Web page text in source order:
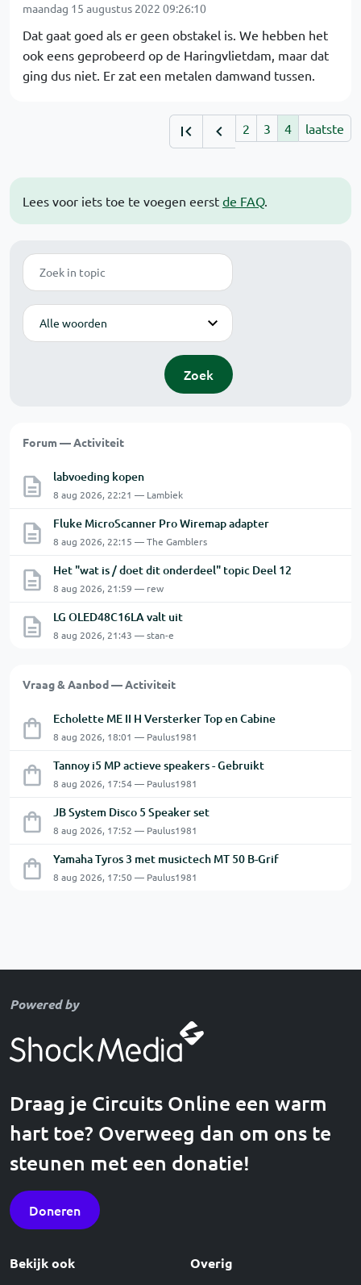
Lees voor iets toe te voegen eerst de FAQ.
Zoek
Modus
Zoek
Forum — Activiteit
labvoeding kopen
8 aug 2026, 22:21 — Lambiek
Fluke MicroScanner Pro Wiremap adapter
8 aug 2026, 22:15 — The Gamblers
Het "wat is / doet dit onderdeel" topic Deel 12
8 aug 2026, 21:59 — rew
LG OLED48C16LA valt uit
8 aug 2026, 21:43 — stan-e
Vraag & Aanbod — Activiteit
Echolette ME II H Versterker Top en Cabine
8 aug 2026, 18:01 — Paulus1981
Tannoy i5 MP actieve speakers - Gebruikt
8 aug 2026, 17:54 — Paulus1981
JB System Disco 5 Speaker set
8 aug 2026, 17:52 — Paulus1981
Yamaha Tyros 3 met musictech MT 50 B-Grif
8 aug 2026, 17:50 — Paulus1981
maandag 15 augustus 2022 09:26:10
Dat gaat goed als er geen obstakel is. We hebben het
ook eens geprobeerd op de Haringvlietdam, maar dat
ging dus niet. Er zat een metalen damwand tussen.
2 3 4 laatste
Powered by
Draag je Circuits Online een warm
hart toe? Overweeg dan om ons te
steunen met een donatie!
Doneren
Bekijk ook Overig